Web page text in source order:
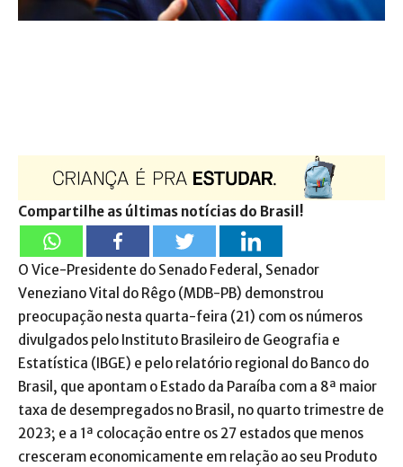
Compartilhe as últimas notícias do Brasil!
O Vice-Presidente do Senado Federal, Senador
Veneziano Vital do Rêgo (MDB-PB) demonstrou
preocupação nesta quarta-feira (21) com os números
divulgados pelo Instituto Brasileiro de Geografia e
Estatística (IBGE) e pelo relatório regional do Banco do
Brasil, que apontam o Estado da Paraíba com a 8ª maior
taxa de desempregados no Brasil, no quarto trimestre de
2023; e a 1ª colocação entre os 27 estados que menos
cresceram economicamente em relação ao seu Produto